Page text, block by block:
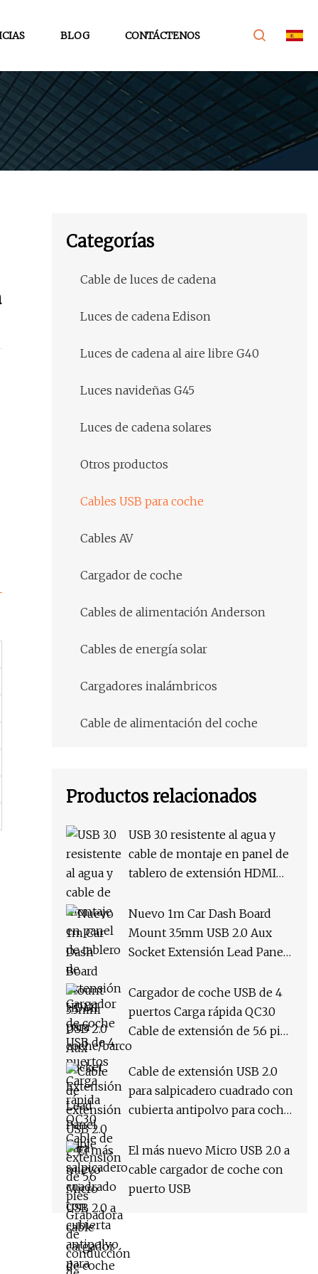
BLOG CONTÁCTENOS
Categorías
Cable de luces de cadena
Luces de cadena Edison
Luces de cadena al aire libre G40
Luces navideñas G45
Luces de cadena solares
Otros productos
Cables USB para coche
Cables AV
Cargador de coche
Cables de alimentación Anderson
Cables de energía solar
Cargadores inalámbricos
Cable de alimentación del coche
Productos relacionados
USB 3.0 resistente al agua y
cable de montaje en panel de
tablero de extensión HDMI
Nuevo 1m Car Dash Board
Mount 3.5mm USB 2.0 Aux
Socket Extensión Lead Panel
Cargador de coche USB de 4
puertos Carga rápida QC3.0
Cable de extensión de 5.6 pies
Grabadora de conducción de
teléfono móvil Carga rápida
Cable de extensión USB 2.0
para salpicadero cuadrado con
cubierta antipolvo para coche,
El más nuevo Micro USB 2.0 a
cable cargador de coche con
puerto USB